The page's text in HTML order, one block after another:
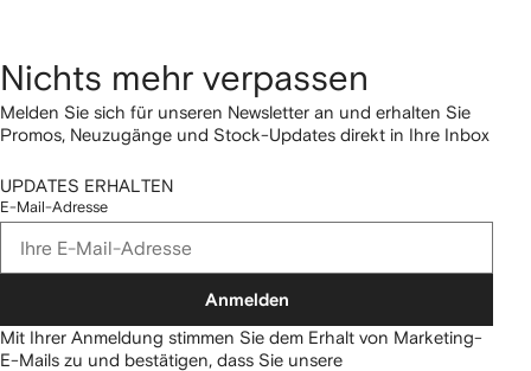
Nichts mehr verpassen
Melden Sie sich für unseren Newsletter an und erhalten Sie
Promos, Neuzugänge und Stock-Updates direkt in Ihre Inbox
UPDATES ERHALTEN
E-Mail-Adresse
Anmelden
Mit Ihrer Anmeldung stimmen Sie dem Erhalt von Marketing-
E-Mails zu und bestätigen, dass Sie unsere